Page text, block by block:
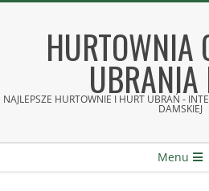
HURTOWNIA
UBRANIA
NAJLEPSZE HURTOWNIE I HURT UBRAŃ -
DAMSKIEJ
Menu